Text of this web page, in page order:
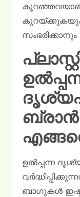
കുറഞ്ഞവയാണ്,
എങ്ങനെ
ഉൽപ്പന്ന
ബാഗുകൾ